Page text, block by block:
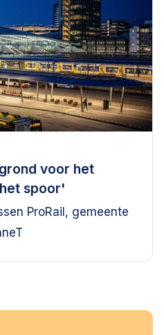
voor het
spoor'
ProRail, gemeente